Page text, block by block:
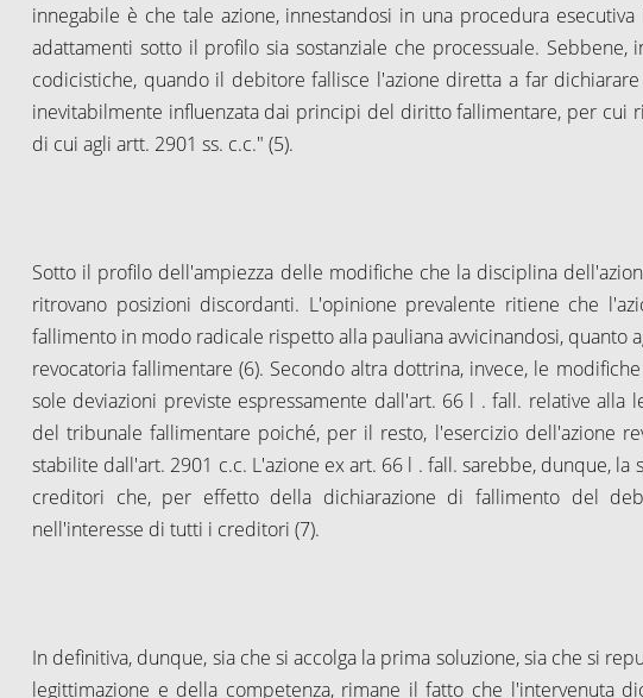
innegabile è che tale azione, innestandosi in una procedura
adattamenti sotto il profilo sia sostanziale che processuale. Sebbene,
codicistiche, quando il debitore fallisce l'azione diretta a far
inevitabilmente influenzata dai principi del diritto fallimentare, per cui
di cui agli artt. 2901 ss. c.c." (5).
Sotto il profilo dell'ampiezza delle modifiche che la disciplina
ritrovano posizioni discordanti. L'opinione prevalente ritiene che
fallimento in modo radicale rispetto alla pauliana avvicinandosi, quanto
revocatoria fallimentare (6). Secondo altra dottrina, invece, le
sole deviazioni previste espressamente dall'art. 66 l . fall. relative alla
del tribunale fallimentare poiché, per il resto, l'esercizio dell'azione
stabilite dall'art. 2901 c.c. L'azione ex art. 66 l . fall. sarebbe, dunque, la
creditori che, per effetto della dichiarazione di fallimento del
nell'interesse di tutti i creditori (7).
In definitiva, dunque, sia che si accolga la prima soluzione, sia che si
legittimazione e della competenza, rimane il fatto che l'intervenuta